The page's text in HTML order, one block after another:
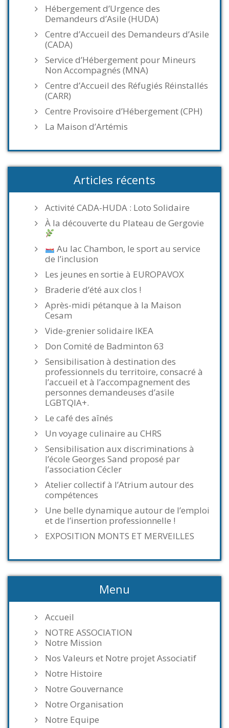
Hébergement d’Urgence des
Demandeurs d’Asile (HUDA)
Centre d’Accueil des Demandeurs d’Asile
(CADA)
Service d’Hébergement pour Mineurs
Non Accompagnés (MNA)
Centre d’Accueil des Réfugiés Réinstallés
(CARR)
Centre Provisoire d’Hébergement (CPH)
La Maison d’Artémis
Articles récents
Activité CADA-HUDA : Loto Solidaire
À la découverte du Plateau de Gergovie
Au lac Chambon, le sport au service
de l’inclusion
Les jeunes en sortie à EUROPAVOX
Braderie d’été aux clos !
Après-midi pétanque à la Maison
Cesam
Vide-grenier solidaire IKEA
Don Comité de Badminton 63
Sensibilisation à destination des
professionnels du territoire, consacré à
l’accueil et à l’accompagnement des
personnes demandeuses d’asile
LGBTQIA+.
Le café des aînés
Un voyage culinaire au CHRS
Sensibilisation aux discriminations à
l’école Georges Sand proposé par
l’association Cécler
Atelier collectif à l’Atrium autour des
compétences
Une belle dynamique autour de l’emploi
et de l’insertion professionnelle !
EXPOSITION MONTS ET MERVEILLES
Menu
Accueil
NOTRE ASSOCIATION
Notre Mission
Nos Valeurs et Notre projet Associatif
Notre Histoire
Notre Gouvernance
Notre Organisation
Notre Equipe